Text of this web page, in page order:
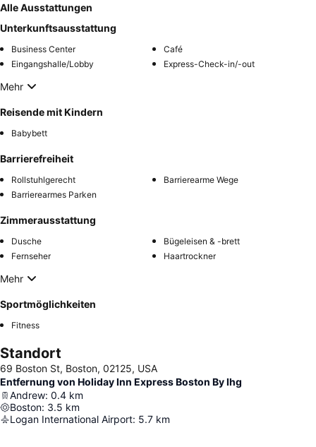
Alle Ausstattungen
Unterkunftsausstattung
Business Center
Café
Eingangshalle/Lobby
Express-Check-in/-out
Mehr
Reisende mit Kindern
Babybett
Barrierefreiheit
Rollstuhlgerecht
Barrierearme Wege
Barrierearmes Parken
Zimmerausstattung
Dusche
Bügeleisen & -brett
Fernseher
Haartrockner
Mehr
Sportmöglichkeiten
Fitness
Standort
69 Boston St, Boston, 02125, USA
Entfernung von Holiday Inn Express Boston By Ihg
Andrew: 0.4 km
Boston: 3.5 km
Logan International Airport: 5.7 km